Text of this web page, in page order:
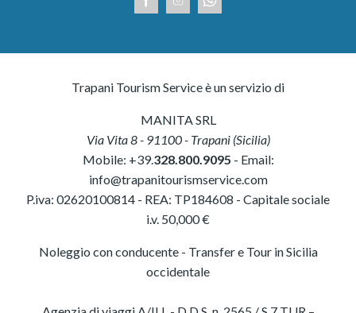
Trapani Tourism Service è un servizio di
MANITA SRL
Via Vita 8- 91100- Trapani(Sicilia)
Mobile: +39.328.800.9095 - Email:
info@trapanitourismservice.com
P.iva: 02620100814 - REA: TP184608 - Capitale sociale
i.v. 50,000 €
Noleggio con conducente - Transfer e Tour in Sicilia
occidentale